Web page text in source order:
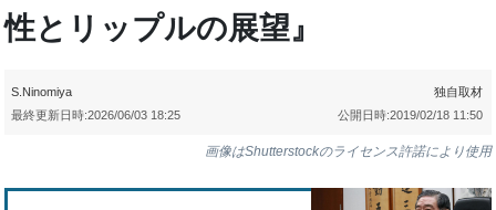
性とリップルの展望』
S.Ninomiya
独自取材
公開日時:2019/02/18 11:50
最終更新日時:2026/06/03 18:25
画像はShutterstockのライセンス許諾により使用